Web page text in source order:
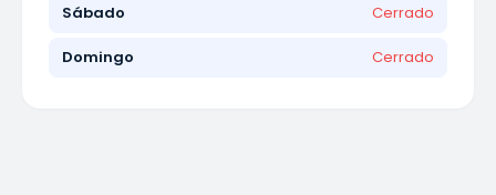
Sábado Cerrado
Domingo Cerrado